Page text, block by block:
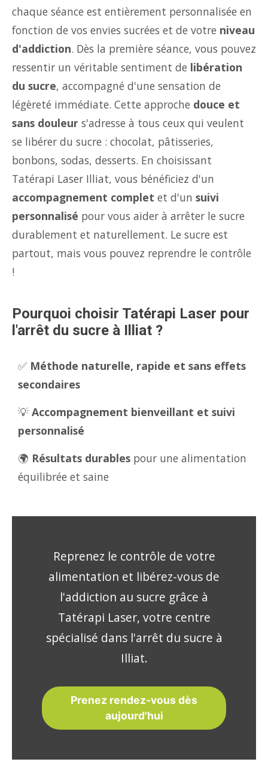
chaque séance est entièrement personnalisée en
fonction de vos envies sucrées et de votre niveau
d'addiction. Dès la première séance, vous pouvez
ressentir un véritable sentiment de libération
du sucre, accompagné d'une sensation de
légèreté immédiate. Cette approche douce et
sans douleur s'adresse à tous ceux qui veulent
se libérer du sucre : chocolat, pâtisseries,
bonbons, sodas, desserts. En choisissant
Tatérapi Laser Illiat, vous bénéficiez d'un
accompagnement complet et d'un suivi
personnalisé pour vous aider à arrêter le sucre
durablement et naturellement. Le sucre est
partout, mais vous pouvez reprendre le contrôle
!
Pourquoi choisir Tatérapi Laser pour
l'arrêt du sucre à Illiat ?
✅ Méthode naturelle, rapide et sans effets
secondaires
💡 Accompagnement bienveillant et suivi
personnalisé
🌍 Résultats durables pour une alimentation
équilibrée et saine
Reprenez le contrôle de votre
alimentation et libérez-vous de
l'addiction au sucre grâce à
Tatérapi Laser, votre centre
spécialisé dans l'arrêt du sucre à
Illiat.
Prenez rendez-vous dès
aujourd'hui